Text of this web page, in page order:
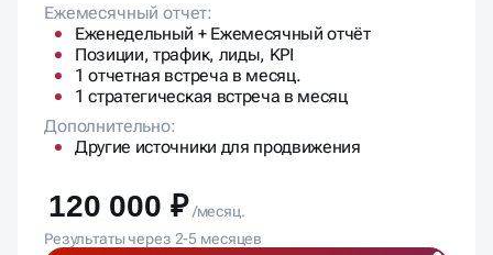
Ежемесячный отчет:
Еженедельный + Ежемесячный отчёт
Позиции, трафик, лиды, KPI
1 отчетная встреча в месяц.
1 стратегическая встреча в месяц
Дополнительно:
Другие источники для продвижения
120 000 ₽ /месяц.
Результаты через 2-5 месяцев